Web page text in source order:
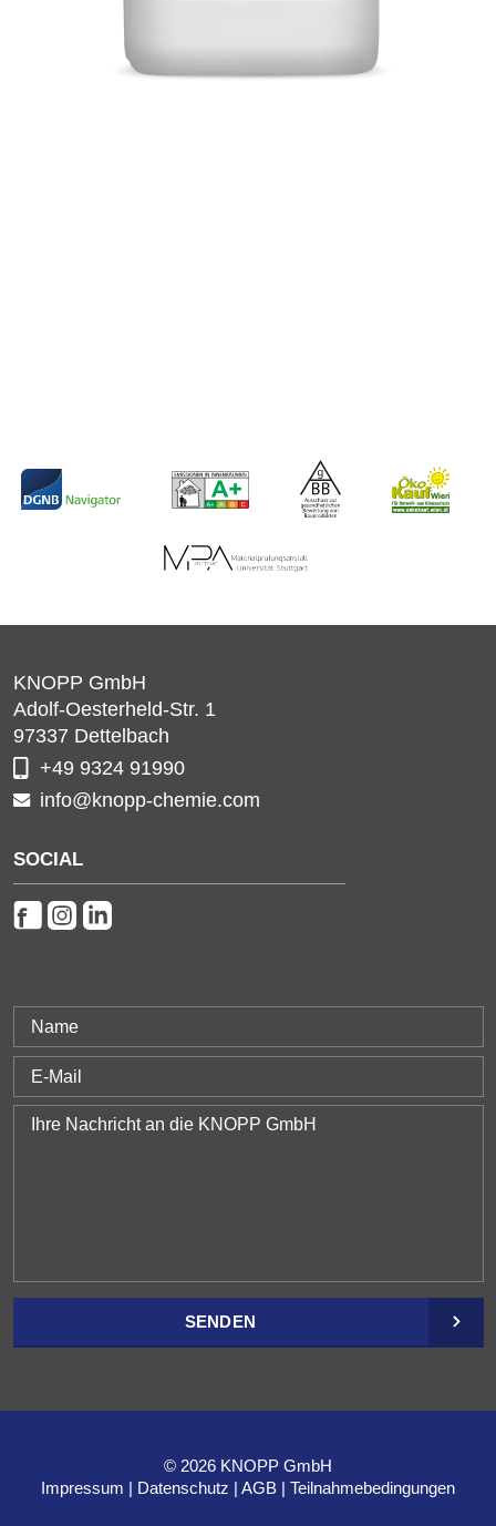
KNOPP GmbH
Adolf-Oesterheld-Str. 1
97337 Dettelbach
+49 9324 91990
info@knopp-chemie.com
SOCIAL
SENDEN
© 2026 KNOPP GmbH
Impressum
Datenschutz AGB Teilnahmebedingungen